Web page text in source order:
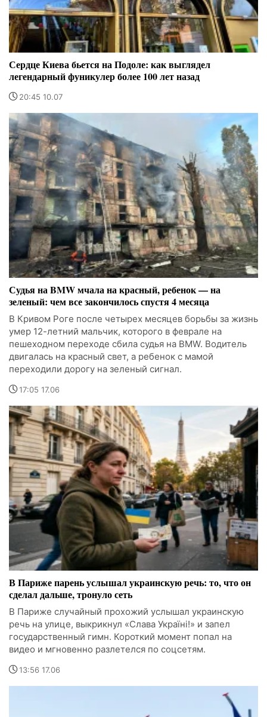
Сердце Киева бьется на Подоле: как выглядел
легендарный фуникулер более 100 лет назад
20:45 10.07
Судья на BMW мчала на красный, ребенок — на
зеленый: чем все закончилось спустя 4 месяца
В Кривом Роге после четырех месяцев борьбы за жизнь
умер 12-летний мальчик, которого в феврале на
пешеходном переходе сбила судья на BMW. Водитель
двигалась на красный свет, а ребенок с мамой
переходили дорогу на зеленый сигнал.
17:05 17.06
В Париже парень услышал украинскую речь: то, что он
сделал дальше, тронуло сеть
В Париже случайный прохожий услышал украинскую
речь на улице, выкрикнул «Слава Україні!» и запел
государственный гимн. Короткий момент попал на
видео и мгновенно разлетелся по соцсетям.
13:56 17.06